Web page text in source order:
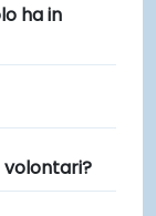
ha in
volontari?